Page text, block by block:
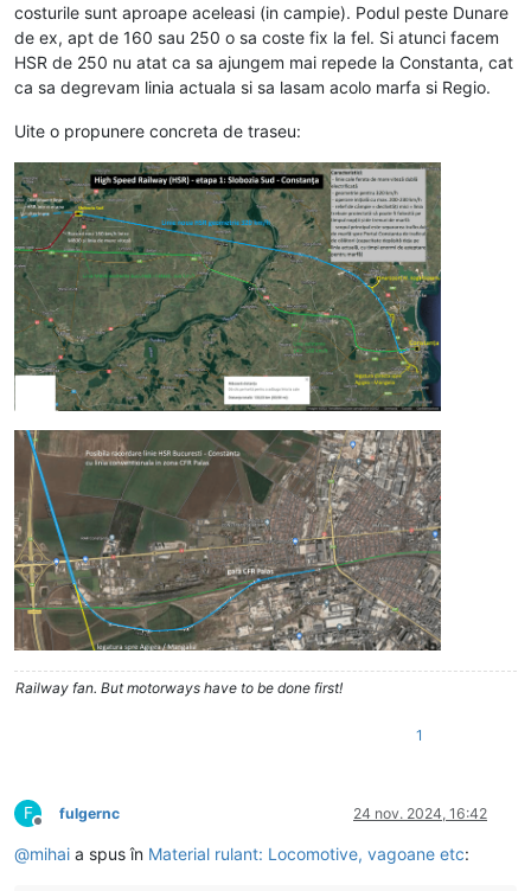
costurile sunt aproape aceleasi (in campie). Podul peste Dunare
de ex, apt de 160 sau 250 o sa coste fix la fel. Si atunci facem
HSR de 250 nu atat ca sa ajungem mai repede la Constanta, cat
ca sa degrevam linia actuala si sa lasam acolo marfa si Regio.
Uite o propunere concreta de traseu:
Railway fan. But motorways have to be done first!
1
F
Deconectat
fulgernc 24 nov. 2024, 16:42
@mihai a spus în Material rulant: Locomotive, vagoane etc: